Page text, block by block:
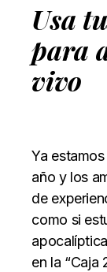
Usa
para
vivo
Ya
año y los
de
como si
en la “Caja